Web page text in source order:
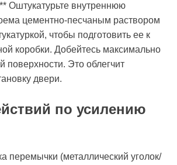
Оштукатурьте внутреннюю
цементно-песчаным раствором
чтобы подготовить ее к
коробки. Добейтесь максимально
поверхности. Это облегчит
двери.
по усилению
перемычки (металлический уголок/